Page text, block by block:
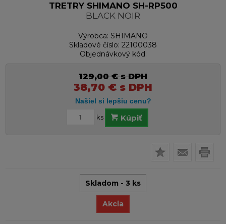
TRETRY SHIMANO SH-RP500
BLACK NOIR
Výrobca: SHIMANO
Skladové číslo: 22100038
Objednávkový kód:
129,00 €s DPH
38,70 € s DPH
ks Kúpiť
Skladom - 3 ks
Akcia